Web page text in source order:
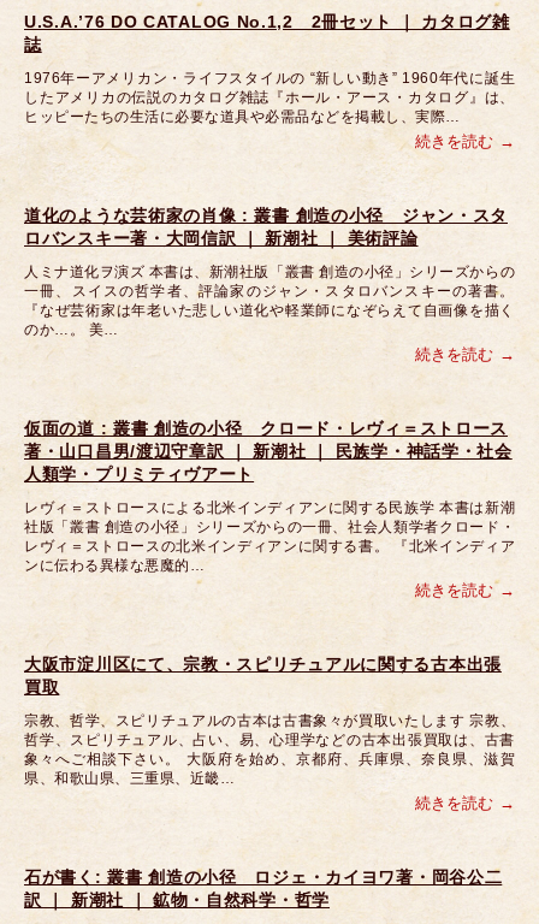
U.S.A.’76 DO CATALOG No.1,2 2冊セット ｜ カタログ雑
誌
1976年ーアメリカン・ライフスタイルの “新しい動き” 1960年代に誕生
したアメリカの伝説のカタログ雑誌『ホール・アース・カタログ』は、
ヒッピーたちの生活に必要な道具や必需品などを掲載し、実際…
続きを読む
道化のような芸術家の肖像 : 叢書 創造の小径 ジャン・スタ
ロバンスキー著・大岡信訳 ｜ 新潮社 ｜ 美術評論
人ミナ道化ヲ演ズ 本書は、新潮社版「叢書 創造の小径」シリーズからの
一冊、スイスの哲学者、評論家のジャン・スタロバンスキーの著書。
『なぜ芸術家は年老いた悲しい道化や軽業師になぞらえて自画像を描く
のか…。 美…
続きを読む
仮面の道 : 叢書 創造の小径 クロード・レヴィ＝ストロース
著・山口昌男/渡辺守章訳 ｜ 新潮社 ｜ 民族学・神話学・社会
人類学・プリミティヴアート
レヴィ＝ストロースによる北米インディアンに関する民族学 本書は新潮
社版「叢書 創造の小径」シリーズからの一冊、社会人類学者クロード・
レヴィ＝ストロースの北米インディアンに関する書。 『北米インディア
ンに伝わる異様な悪魔的…
続きを読む
大阪市淀川区にて、宗教・スピリチュアルに関する古本出張
買取
宗教、哲学、スピリチュアルの古本は古書象々が買取いたします 宗教、
哲学、スピリチュアル、占い、易、心理学などの古本出張買取は、古書
象々へご相談下さい。 大阪府を始め、京都府、兵庫県、奈良県、滋賀
県、和歌山県、三重県、近畿…
続きを読む
石が書く: 叢書 創造の小径 ロジェ・カイヨワ著・岡谷公二
訳 ｜ 新潮社 ｜ 鉱物・自然科学・哲学